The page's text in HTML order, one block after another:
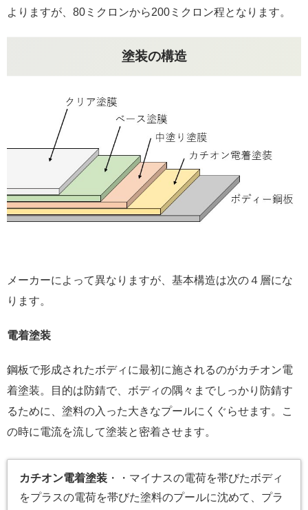
よりますが、80ミクロンから200ミクロン程となります。
塗装の構造
メーカーによって異なりますが、基本構造は次の４層にな
ります。
電着塗装
鋼板で形成されたボディに最初に施されるのがカチオン電
着塗装。目的は防錆で、ボディの隅々までしっかり防錆す
るために、塗料の入った大きなプールにくぐらせます。こ
の時に電流を流して塗装と密着させます。
カチオン電着塗装 ・・マイナスの電荷を帯びたボディ
をプラスの電荷を帯びた塗料のプールに沈めて、プラ